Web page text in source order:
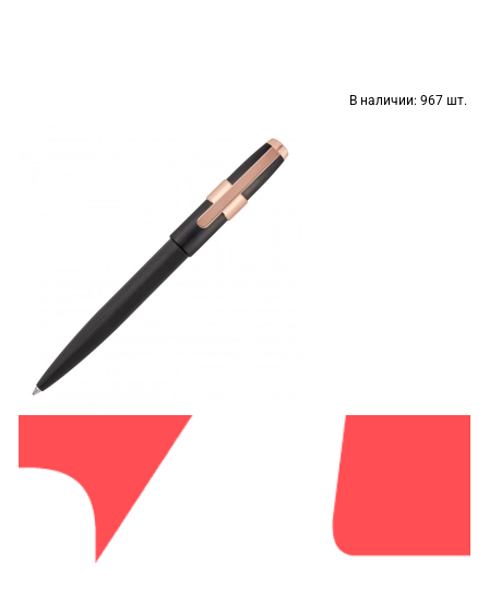
В наличии: 967 шт.